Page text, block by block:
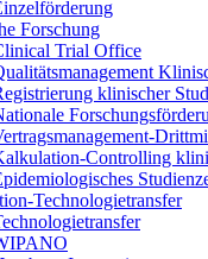
Forschung
Trial Office
klinischer
Controlling
Technologietransfer